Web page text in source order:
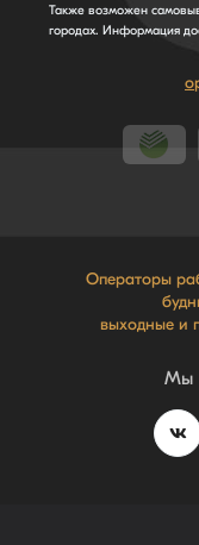
Также возможен
городах. Информация
Операторы
выходные и
Мы